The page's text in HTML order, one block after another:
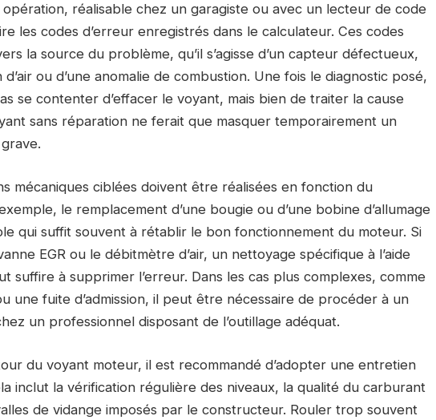
opération, réalisable chez un garagiste ou avec un lecteur de code
les codes d’erreur enregistrés dans le calculateur. Ces codes
la source du problème, qu’il s’agisse d’un capteur défectueux,
d’air ou d’une anomalie de combustion. Une fois le diagnostic posé,
se contenter d’effacer le voyant, mais bien de traiter la cause
sans réparation ne ferait que masquer temporairement un
mécaniques ciblées doivent être réalisées en fonction du
le remplacement d’une bougie ou d’une bobine d’allumage
qui suffit souvent à rétablir le bon fonctionnement du moteur. Si
EGR ou le débitmètre d’air, un nettoyage spécifique à l’aide
suffire à supprimer l’erreur. Dans les cas plus complexes, comme
une fuite d’admission, il peut être nécessaire de procéder à un
un professionnel disposant de l’outillage adéquat.
du voyant moteur, il est recommandé d’adopter une entretien
inclut la vérification régulière des niveaux, la qualité du carburant
de vidange imposés par le constructeur. Rouler trop souvent